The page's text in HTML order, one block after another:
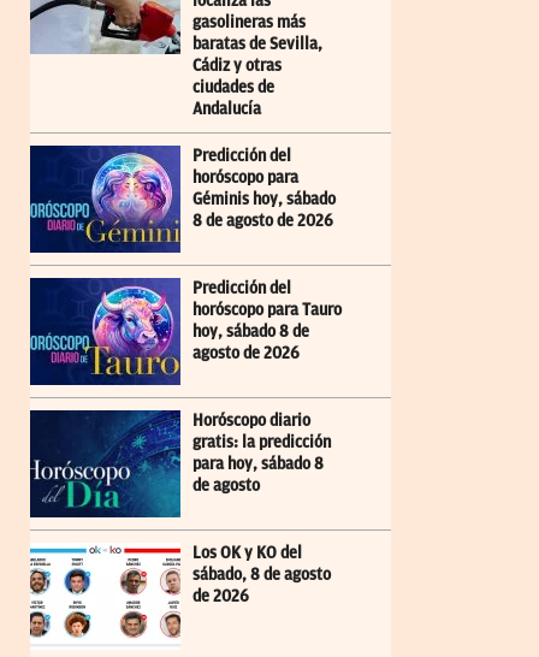
gasolineras más
baratas de Sevilla,
Cádiz y otras
ciudades de
Andalucía
Predicción del
horóscopo para
Géminis hoy, sábado
8 de agosto de 2026
Predicción del
horóscopo para Tauro
hoy, sábado 8 de
agosto de 2026
Horóscopo diario
gratis: la predicción
para hoy, sábado 8
de agosto
Los OK y KO del
sábado, 8 de agosto
de 2026